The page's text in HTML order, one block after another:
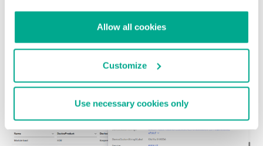
Allow all cookies
Customize
Use necessary cookies only
C:\Windows\System32\ y C:\Windows\SysWOW64\,
respectivamente. En el incidente, la ubicación del archivo era